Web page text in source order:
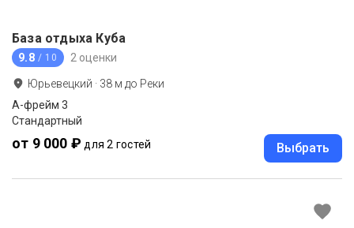
База отдыха Куба
9.8 / 10 2 оценки
Юрьевецкий · 38 м до Реки
А-фрейм 3
Стандартный
от 9 000 ₽ для 2 гостей Выбрать